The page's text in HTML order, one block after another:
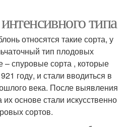
типа
относятся такие сорта, у
тип плодовых
– спуровые сорта , которые
году, и стали вводиться в
века. После выявления
основе стали искусственно
сортов.